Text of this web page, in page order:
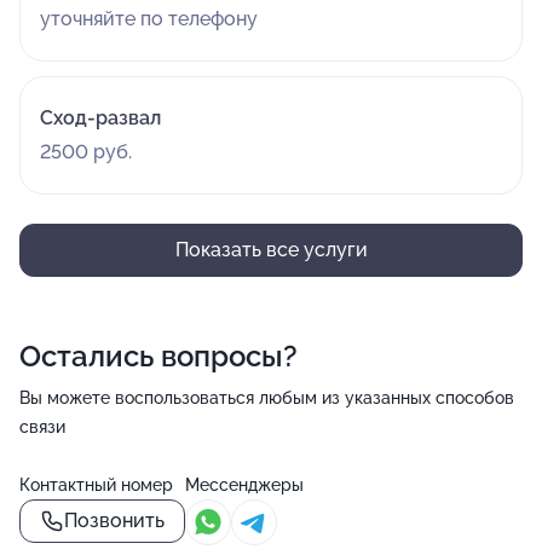
уточняйте по телефону
Сход-развал
2500 руб.
Показать все услуги
Остались вопросы?
Вы можете воспользоваться любым из указанных способов
связи
Контактный номер
Позвонить
Мессенджеры